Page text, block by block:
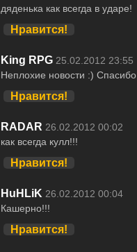
дяденька как всегда в ударе!
Нравится!
King RPG 25.02.2012 23:55
Неплохие новости :) Спасибо
Нравится!
RADAR 26.02.2012 00:02
как всегда кулл!!!
Нравится!
HuHLiK 26.02.2012 00:04
Кашерно!!!
Нравится!